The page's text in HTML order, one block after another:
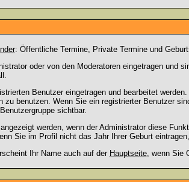
: Öffentliche Termine, Private Termine und
oder von den Moderatoren eingetragen und
Benutzer eingetragen und bearbeitet
zu benutzen. Wenn Sie ein registrierter Benutzer
sichtbar.
werden, wenn der Administrator diese
Sie im Profil nicht das Jahr Ihrer Geburt
Ihr Name auch auf der Hauptseite, wenn Sie